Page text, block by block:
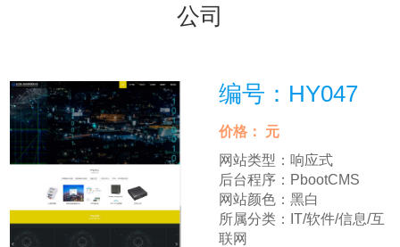
公司
编号：HY047
价格：
元
网站类型： 响应式
后台程序： PbootCMS
网站颜色：黑白
所属分类：
IT/软件/信息/互
联网